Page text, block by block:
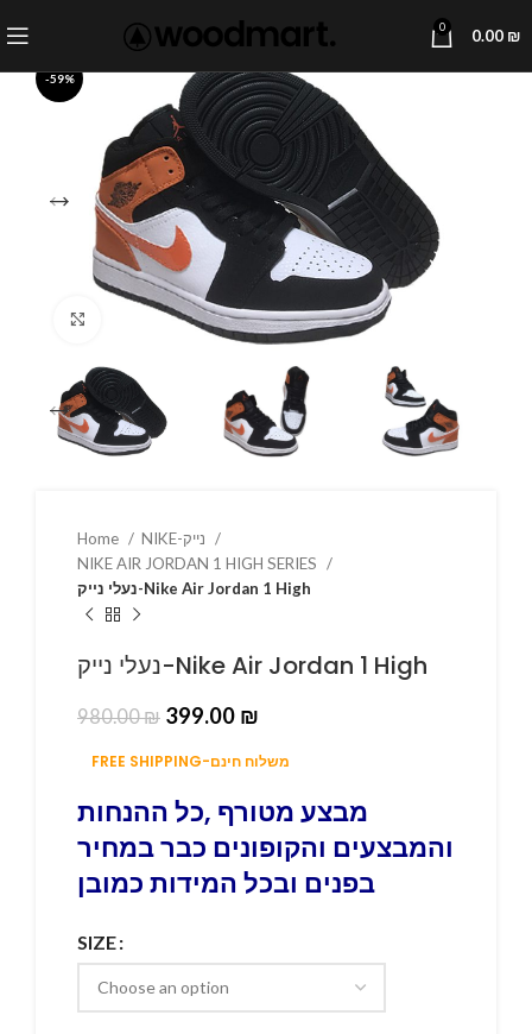
0 0.00 ₪
-59%
Click to enlarge
Home
NIKE AIR JORDAN 1 HIGH SERIES
נעלי נייק-Nike Air Jordan 1 High
נעלי נייק-Nike Air Jordan 1 High
980.00₪ 399.00 ₪
FREE SHIPPING-משלוח חינם
מבצע מטורף ,כל ההנחות
והמבצעים והקופונים כבר במחיר
בפנים ובכל המידות כמובן
SIZE